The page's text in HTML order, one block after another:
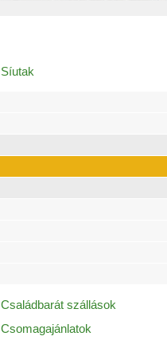
Síutak
Családbarát szállások
Csomagajánlatok